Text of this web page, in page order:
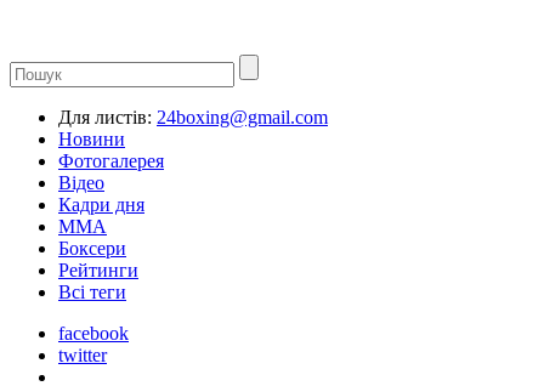
Для листів: 24boxing@gmail.com
Новини
Фотогалерея
Відео
Кадри дня
ММА
Боксери
Рейтинги
Всі теги
facebook
twitter